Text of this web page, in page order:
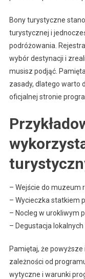
Bony turystyczne
turystycznej i
podróżowania.
wybór destynacji i
musisz podjąć.
zasady, dlatego warto
oficjalnej stronie
– Wejście do muzeum
– Wycieczka statkiem
– Nocleg w urokliwym
– Degustacja
Pamiętaj, że
zależności od
wytyczne i warunki